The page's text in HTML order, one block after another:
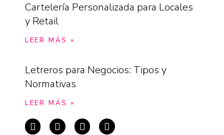
Cartelería Personalizada para Locales
y Retail
LEER MÁS »
Letreros para Negocios: Tipos y
Normativas
LEER MÁS »